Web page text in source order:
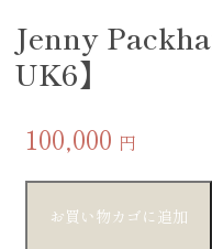
Jenny
UK6】
100,000 円
お買い物カゴに追加